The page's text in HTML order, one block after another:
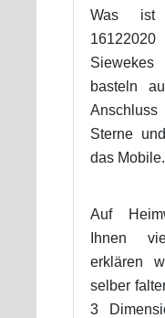
Was ist
basteln
Sterne
das Mobile.
Auf
Ihnen
erklären
selber
3